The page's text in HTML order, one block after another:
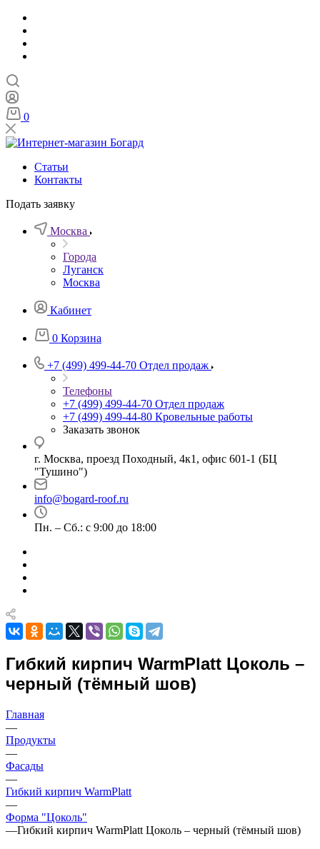
0
Статьи
Контакты
Подать заявку
Москва
Города
Луганск
Москва
Кабинет
0 Корзина
+7 (499) 499-44-70 Отдел продаж
Телефоны
+7 (499) 499-44-70 Отдел продаж
+7 (499) 499-44-80 Кровельные работы
Заказать звонок
г. Москва, проезд Походный, 4к1, офис 601-1 (БЦ
"Тушино")
info@bogard-roof.ru
Пн. – Сб.: с 9:00 до 18:00
Гибкий кирпич WarmPlatt Цоколь –
черный (тёмный шов)
Главная
—
Продукты
—
Фасады
—
Гибкий кирпич WarmPlatt
—
Форма "Цоколь"
—Гибкий кирпич WarmPlatt Цоколь – черный (тёмный шов)